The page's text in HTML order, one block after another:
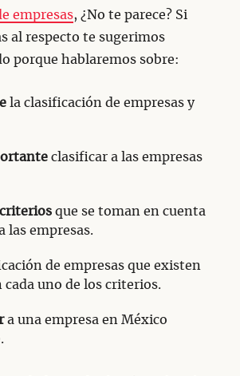
empresas, ¿No te parece? Si
al respecto te sugerimos
porque hablaremos sobre:
la clasificación de empresas y
clasificar a las empresas
criterios que se toman en cuenta
las empresas.
de empresas que existen
cada uno de los criterios.
a una empresa en México